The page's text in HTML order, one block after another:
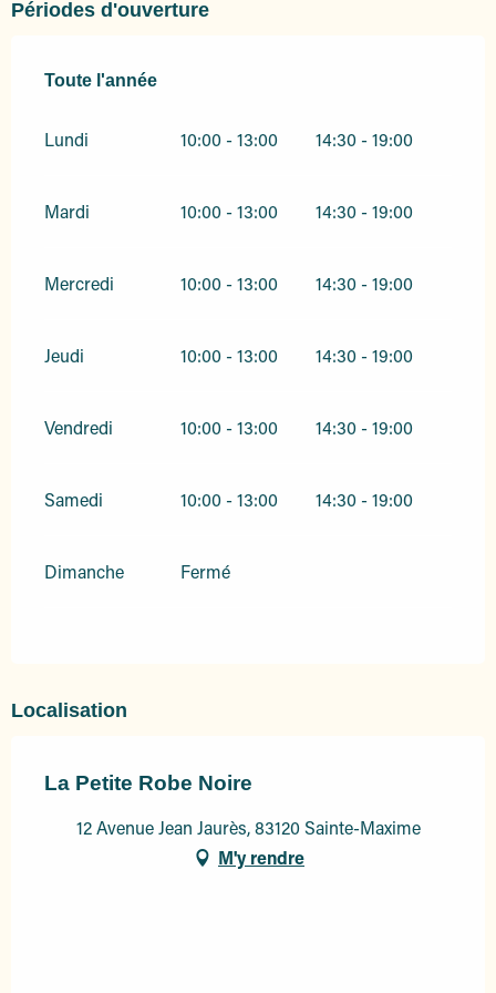
Périodes d'ouverture
Toute l'année
Toute l'année
Lundi 10:00 - 13:00 14:30 - 19:00
Mardi 10:00 - 13:00 14:30 - 19:00
Mercredi 10:00 - 13:00 14:30 - 19:00
Jeudi 10:00 - 13:00 14:30 - 19:00
Vendredi 10:00 - 13:00 14:30 - 19:00
Samedi 10:00 - 13:00 14:30 - 19:00
Dimanche Fermé
Localisation
La Petite Robe Noire
12 Avenue Jean Jaurès, 83120 Sainte-Maxime
M'y rendre